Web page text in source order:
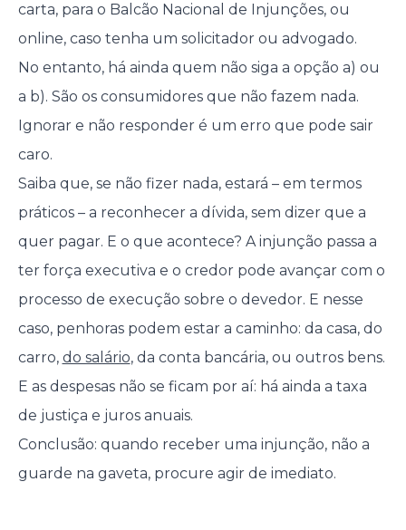
carta, para o Balcão Nacional de Injunções, ou
online, caso tenha um solicitador ou advogado.
No entanto, há ainda quem não siga a opção a) ou
a b). São os consumidores que não fazem nada.
Ignorar e não responder é um erro que pode sair
caro.
Saiba que, se não fizer nada, estará – em termos
práticos – a reconhecer a dívida, sem dizer que a
quer pagar. E o que acontece? A injunção passa a
ter força executiva e o credor pode avançar com o
processo de execução sobre o devedor. E nesse
caso, penhoras podem estar a caminho: da casa, do
carro, do salário, da conta bancária, ou outros bens.
E as despesas não se ficam por aí: há ainda a taxa
de justiça e juros anuais.
Conclusão: quando receber uma injunção, não a
guarde na gaveta, procure agir de imediato.